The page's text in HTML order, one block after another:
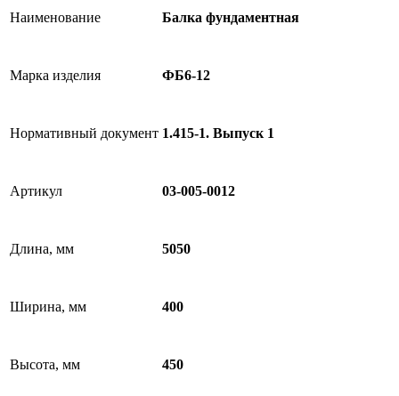
Наименование Балка фундаментная
Марка изделия ФБ6-12
Нормативный документ 1.415-1. Выпуск 1
Артикул 03-005-0012
Длина, мм 5050
Ширина, мм 400
Высота, мм 450